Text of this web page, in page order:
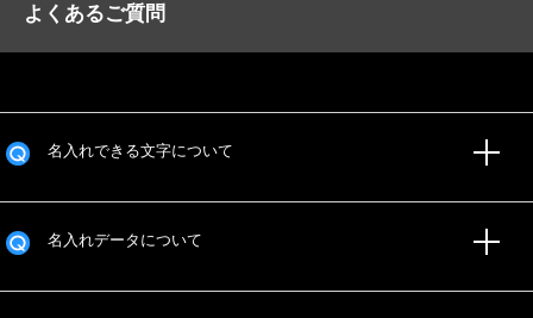
よくあるご質問
名入れできる文字について
名入れデータについて